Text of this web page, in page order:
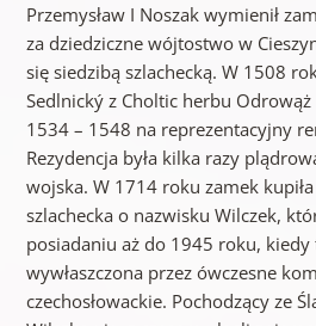
Przemysław I Noszak wymienił
za dziedziczne wójtostwo w
się siedzibą szlachecką. W 1508
Sedlnický z Choltic herbu
1534 – 1548 na reprezentacyjny
Rezydencja była kilka razy
wojska. W 1714 roku zamek
szlachecka o nazwisku Wilczek,
posiadaniu aż do 1945 roku, kiedy
wywłaszczona przez ówczesne
czechosłowackie. Pochodzący ze